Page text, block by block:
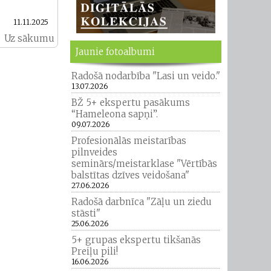
11.11.2025
Uz sākumu
Jaunie fotoalbumi
Radošā nodarbība "Lasi un veido."
13.07.2026
BŽ 5+ ekspertu pasākums
“Hameleona sapņi”.
09.07.2026
Profesionālās meistarības
pilnveides
seminārs/meistarklase "Vērtībās
balstītas dzīves veidošana"
27.06.2026
Radošā darbnīca "Zāļu un ziedu
stāsti"
25.06.2026
5+ grupas ekspertu tikšanās
Preiļu pili!
16.06.2026